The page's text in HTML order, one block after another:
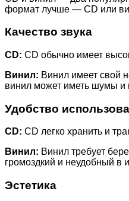
формат лучше — CD или
Качество звука
CD: CD обычно имеет
Винил: Винил имеет свой
винил может иметь шумы и
Удобство
CD: CD легко хранить и
Винил: Винил требует
громоздкий и неудобный в
Эстетика